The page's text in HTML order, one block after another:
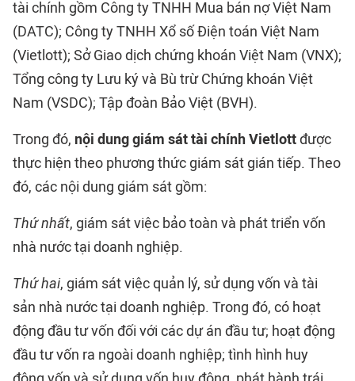
tài chính gồm Công ty TNHH Mua bán nợ Việt Nam
(DATC); Công ty TNHH Xổ số Điện toán Việt Nam
(Vietlott); Sở Giao dịch chứng khoán Việt Nam (VNX);
Tổng công ty Lưu ký và Bù trừ Chứng khoán Việt
Nam (VSDC); Tập đoàn Bảo Việt (BVH).
Trong đó, nội dung giám sát tài chính Vietlottđược
thực hiện theo phương thức giám sát gián tiếp. Theo
đó, các nội dung giám sát gồm:
Thứ nhất, giám sát việc bảo toàn và phát triển vốn
nhà nước tại doanh nghiệp.
Thứ hai, giám sát việc quản lý, sử dụng vốn và tài
sản nhà nước tại doanh nghiệp. Trong đó, có hoạt
động đầu tư vốn đối với các dự án đầu tư; hoạt động
đầu tư vốn ra ngoài doanh nghiệp; tình hình huy